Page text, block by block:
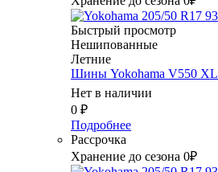
Быстрый просмотр
Нешипованные
Летние
Шины Yokohama V550 XL
Нет в наличии
0 ₽
Подробнее
Рассрочка
Хранение до сезона 0₽